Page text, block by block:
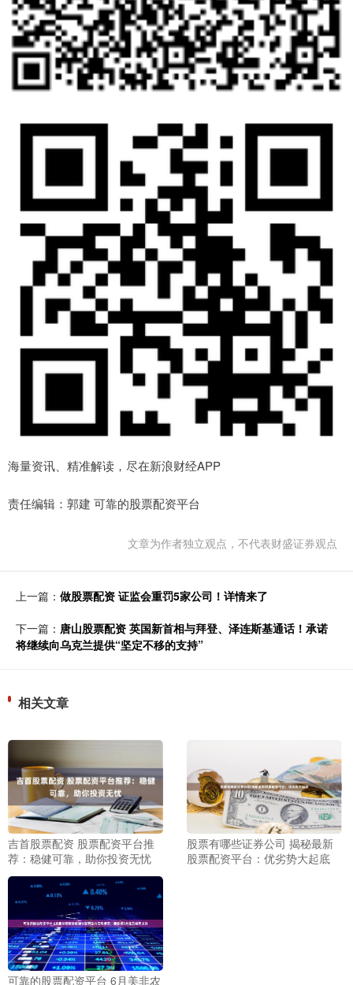
海量资讯、精准解读，尽在新浪财经APP
责任编辑：郭建 可靠的股票配资平台
文章为作者独立观点，不代表财盛证券观点
上一篇： 做股票配资 证监会重罚5家公司！详情来了
下一篇： 唐山股票配资 英国新首相与拜登、泽连斯基通话！承诺
将继续向乌克兰提供“坚定不移的支持”
相关文章
吉首股票配资 股票配资平台推
荐：稳健可靠，助你投资无忧
股票有哪些证券公司 揭秘最新
股票配资平台：优劣势大起底
可靠的股票配资平台 6月美非农